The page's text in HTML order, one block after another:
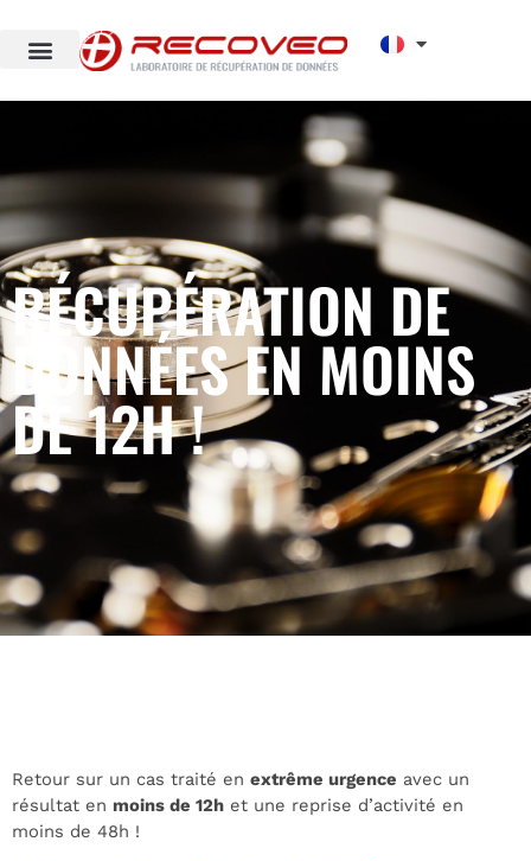
RÉCUPÉRATION DE
DONNÉES EN MOINS
DE 12H !
Retour sur un cas traité en extrême urgence avec un
résultat en moins de 12h et une reprise d’activité en
moins de 48h !